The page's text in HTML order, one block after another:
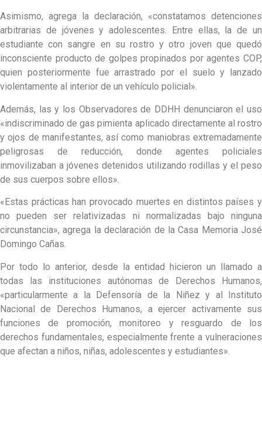
Asimismo, agrega la declaración, «constatamos detenciones
arbitrarias de jóvenes y adolescentes. Entre ellas, la de un
estudiante con sangre en su rostro y otro joven que quedó
inconsciente producto de golpes propinados por agentes COP,
quien posteriormente fue arrastrado por el suelo y lanzado
violentamente al interior de un vehículo policial».
Además, las y los Observadores de DDHH denunciaron el uso
«indiscriminado de gas pimienta aplicado directamente al rostro
y ojos de manifestantes, así como maniobras extremadamente
peligrosas de reducción, donde agentes policiales
inmovilizaban a jóvenes detenidos utilizando rodillas y el peso
de sus cuerpos sobre ellos».
«Estas prácticas han provocado muertes en distintos países y
no pueden ser relativizadas ni normalizadas bajo ninguna
circunstancia», agrega la declaración de la Casa Memoria José
Domingo Cañas.
Por todo lo anterior, desde la entidad hicieron un llamado a
todas las instituciones autónomas de Derechos Humanos,
«particularmente a la Defensoría de la Niñez y al Instituto
Nacional de Derechos Humanos, a ejercer activamente sus
funciones de promoción, monitoreo y resguardo de los
derechos fundamentales, especialmente frente a vulneraciones
que afectan a niños, niñas, adolescentes y estudiantes».